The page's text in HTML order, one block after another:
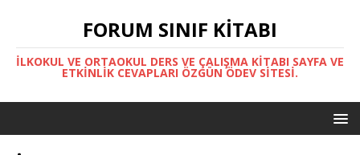
FORUM SINIF KITABI
İLKOKUL VE ORTAOKUL DERS VE ÇALIŞMA KITABI SAYFA VE
ETKINLIK CEVAPLARI ÖZGÜN ÖDEV SITESI.